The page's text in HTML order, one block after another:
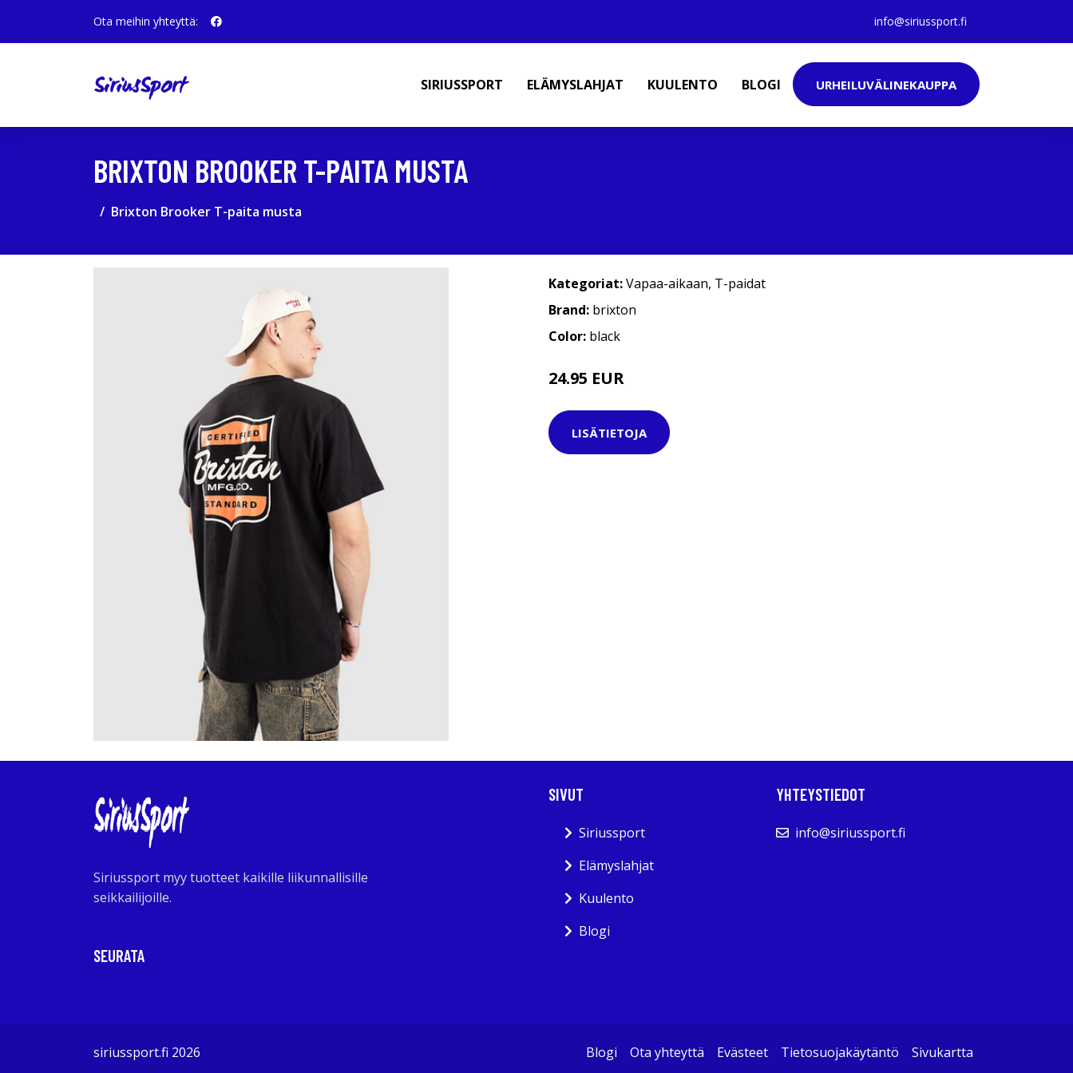
Ota meihin yhteyttä: info@siriussport.fi
SIRIUSSPORT ELÄMYSLAHJAT KUULENTO BLOGI URHEILUVÄLINEKAUPPA
BRIXTON BROOKER T-PAITA MUSTA
Brixton Brooker T-paita musta
Kategoriat:Vapaa-aikaan, T-paidat
Brand: brixton
Color: black
24.95 EUR
LISÄTIETOJA
Siriussport myy tuotteet kaikille liikunnallisille
seikkailijoille.
SEURATA
SIVUT
Siriussport
Elämyslahjat
Kuulento
Blogi
YHTEYSTIEDOT
info@siriussport.fi
siriussport.fi 2026 Blogi Ota yhteyttä Evästeet Tietosuojakäytäntö Sivukartta